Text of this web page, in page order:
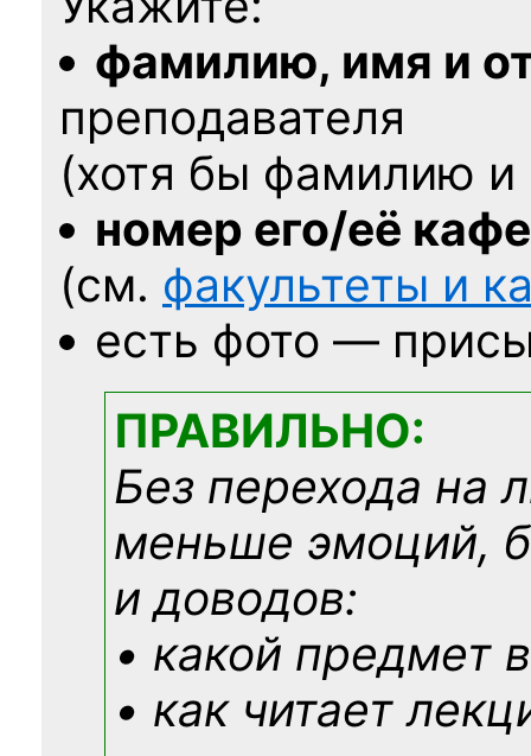
фамилию, имя и
преподавателя
(хотя бы фамилию
номер его/её
(см. факультеты и
есть фото —
ПРАВИЛЬНО:
Без перехода на
меньше эмоций,
и доводов:
• какой предмет
• как читает